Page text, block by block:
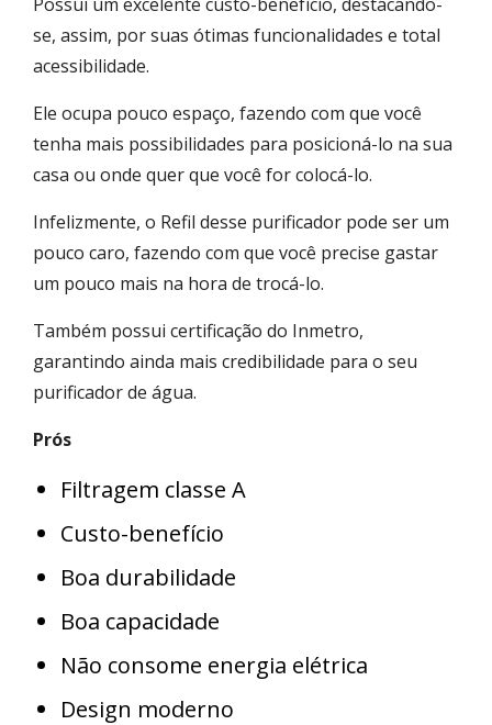
se, assim, por suas ótimas funcionalidades e total
acessibilidade.
Ele ocupa pouco espaço, fazendo com que você
tenha mais possibilidades para posicioná-lo na sua
casa ou onde quer que você for colocá-lo.
Infelizmente, o Refil desse purificador pode ser um
pouco caro, fazendo com que você precise gastar
um pouco mais na hora de trocá-lo.
Também possui certificação do Inmetro,
garantindo ainda mais credibilidade para o seu
purificador de água.
Prós
Filtragem classe A
Custo-benefício
Boa durabilidade
Boa capacidade
Não consome energia elétrica
Design moderno